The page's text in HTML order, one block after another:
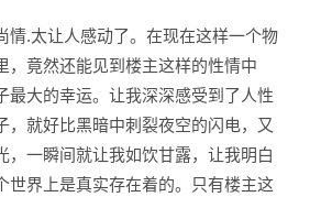
.太让人感动了。在现在这样一个物
，竟然还能见到楼主这样的性情中
最大的幸运。让我深深感受到了人性
，就好比黑暗中刺裂夜空的闪电，又
，一瞬间就让我如饮甘露，让我明白
世界上是真实存在着的。只有楼主这